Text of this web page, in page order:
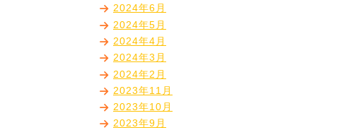
2024年6月
2024年5月
2024年4月
2024年3月
2024年2月
2023年11月
2023年10月
2023年9月